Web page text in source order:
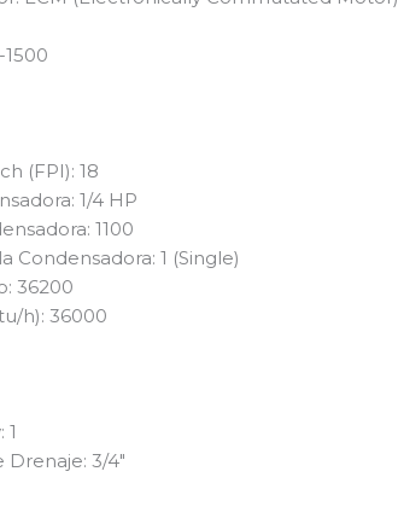
(FPI): 18
1/4 HP
1100
Condensadora: 1 (Single)
36200
h): 36000
3/4″